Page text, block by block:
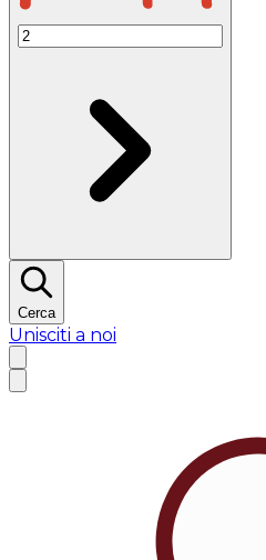
Cerca
Unisciti a noi